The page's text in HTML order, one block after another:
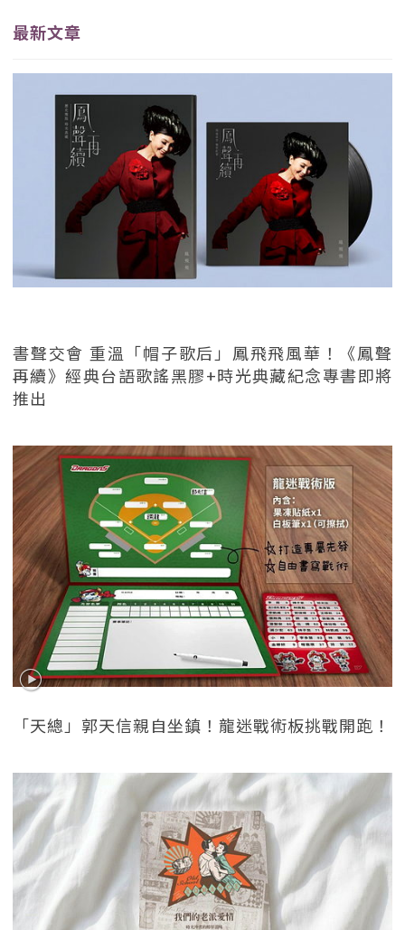
最新文章
書聲交會 重溫「帽子歌后」鳳飛飛風華！《鳳聲
再續》經典台語歌謠黑膠+時光典藏紀念專書即將
推出
「天總」郭天信親自坐鎮！龍迷戰術板挑戰開跑！